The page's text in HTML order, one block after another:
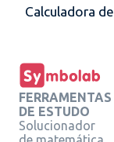
Calculadora
FERRAMENTAS
DE ESTUDO
Solucionador